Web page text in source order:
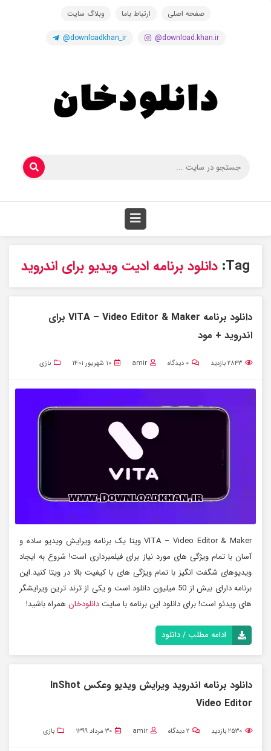
صفحه اصلی ارتباط باما وبلاگ سایت
@download.khan.ir
@downloadkhan_ir
Tag: دانلود برنامه ادیت ویدیو برای اندروید
دانلود برنامه VITA – Video Editor & Maker برای
اندروید + مود
۲۸۴۳بازدید ۰ دیدگاه amir ۱۰ شهریور ۱۴۰۱ بازی
VITA – Video Editor & Maker ویتا یک برنامه ویرایش ویدیو ساده و
آسان با تمام ویژگی های مورد نیاز برای فیلمبرداری است! شروع به ایجاد
ویدیوهای شگفت انگیز با تمام ویژگی های با کیفیت بالا در ویتا کنید.این
برنامه دارای بیش از 50 میلیون دانلود است و یکی از ترند ترین ویرایشگر
های ویدئو است! برای دانلود این برنامه با سایتدانلودخان همراه باشید!
ادامه مطلب / دانلود
دانلود برنامه اندروید ویرایش ویدیو وعکس InShot
Video Editor
۲۵۳۰بازدید ۲دیدگاه amir ۳۰ مرداد ۱۳۹۹ بازی